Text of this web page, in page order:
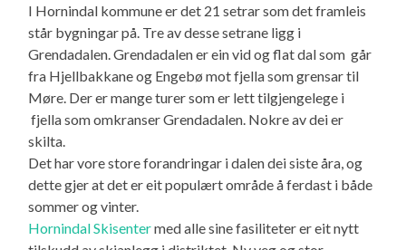
I Hornindal kommune er det 21 setrar som det framleis
står bygningar på. Tre av desse setrane ligg i
Grendadalen. Grendadalen er ein vid og flat dal som går
fra Hjellbakkane og Engebø mot fjella som grensar til
Møre. Der er mange turer som er lett tilgjengelege i
fjella som omkranser Grendadalen. Nokre av dei er
skilta.
Det har vore store forandringar i dalen dei siste åra, og
dette gjer at det er eit populært område å ferdast i både
sommer og vinter.
Hornindal Skisentermed alle sine fasiliteter er eit nytt